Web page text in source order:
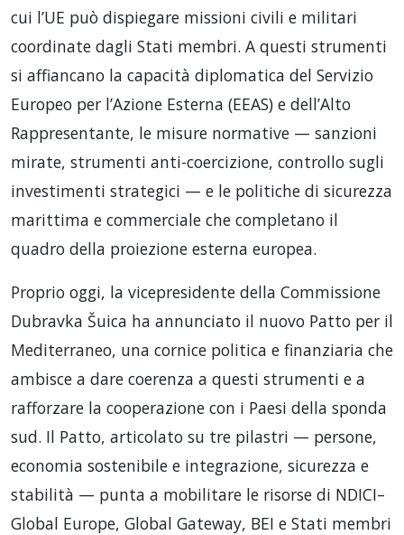
cui l’UE può dispiegare missioni civili e militari
coordinate dagli Stati membri. A questi strumenti
si affiancano la capacità diplomatica del Servizio
Europeo per l’Azione Esterna (EEAS) e dell’Alto
Rappresentante, le misure normative — sanzioni
mirate, strumenti anti-coercizione, controllo sugli
investimenti strategici — e le politiche di sicurezza
marittima e commerciale che completano il
quadro della proiezione esterna europea.
Proprio oggi, la vicepresidente della Commissione
Dubravka Šuica ha annunciato il nuovo Patto per il
Mediterraneo, una cornice politica e finanziaria che
ambisce a dare coerenza a questi strumenti e a
rafforzare la cooperazione con i Paesi della sponda
sud. Il Patto, articolato su tre pilastri — persone,
economia sostenibile e integrazione, sicurezza e
stabilità — punta a mobilitare le risorse di NDICI–
Global Europe, Global Gateway, BEI e Stati membri